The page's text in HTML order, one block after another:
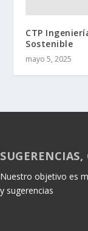
CTP
Sostenible
mayo 5, 2025
SUGERENCIAS,
Nuestro objetivo es
y sugerencias